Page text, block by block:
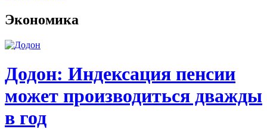
Экономика
Додон: Индексация пенсии
может производиться дважды
в год